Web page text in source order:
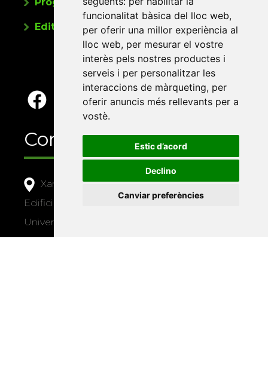
funcionalitat bàsica del lloc web,
per oferir una millor experiència al
lloc web, per mesurar el vostre
interès pels nostres productes i
serveis i per personalitzar les
interaccions de màrqueting, per
oferir anuncis més rellevants per a
vostè.
Estic d’acord
Declino
Canviar preferències
Editorials universitàries a Twitter
Contacte
Xarxa Vives d'Universitats
Edifici Àgora
Universitat Jaume I, local 10
Av. de Vicent Sos Baynat, s/n